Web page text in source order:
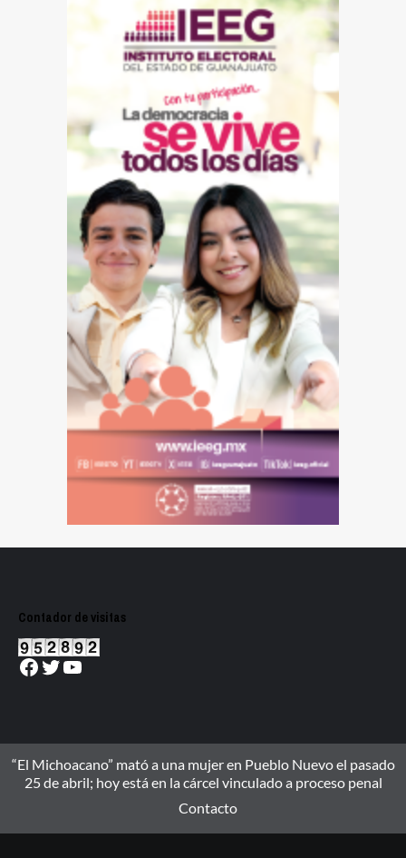
Contador de visitas
Facebook
Twitter
YouTube
“El Michoacano” mató a una mujer en Pueblo Nuevo el pasado
25 de abril; hoy está en la cárcel vinculado a proceso penal
Contacto